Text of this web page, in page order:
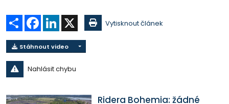
Sdílet Facebook
LinkedIn Vytisknout článek
Stáhnout video
Nahlásit chybu
Ridera Bohemia: žádné